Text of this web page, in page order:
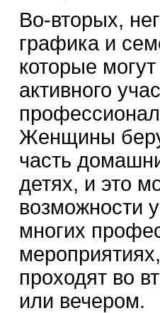
Во-вторых,
графика и
которые
активного
Женщины
часть
детях, и это
возможности
многих
проходят во
или вечером.